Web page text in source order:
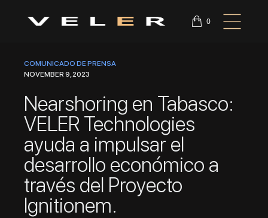
0
COMUNICADO DE PRENSA
NOVEMBER 9, 2023
Nearshoring en Tabasco:
VELER Technologies
ayuda a impulsar el
desarrollo económico a
través del Proyecto
Ignitionem.